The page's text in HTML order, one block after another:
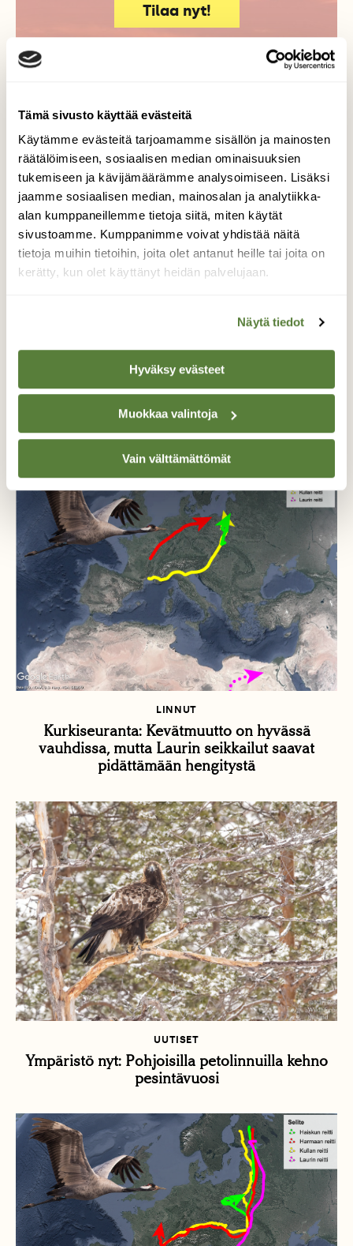
Tämä sivusto käyttää evästeitä
Käytämme evästeitä tarjoamamme sisällön ja mainosten
räätälöimiseen, sosiaalisen median ominaisuuksien
tukemiseen ja kävijämäärämme analysoimiseen. Lisäksi
jaamme sosiaalisen median, mainosalan ja analytiikka-
alan kumppaneillemme tietoja siitä, miten käytät
sivustoamme. Kumppanimme voivat yhdistää näitä
tietoja muihin tietoihin, joita olet antanut heille tai joita on
kerätty, kun olet käyttänyt heidän palvelujaan.
Näytä tiedot
Hyväksy evästeet
Muokkaa valintoja
Vain välttämättömät
Tilaa nyt!
Lisää aiheesta
LINNUT
Kurkiseuranta: Muutto harppasi eteenpäin –
kolme seurantakurkea Suomessa!
LINNUT
Kurkiseuranta: Kevätmuutto on hyvässä
vauhdissa, mutta Laurin seikkailut saavat
pidättämään hengitystä
UUTISET
Ympäristö nyt: Pohjoisilla petolinnuilla kehno
pesintävuosi